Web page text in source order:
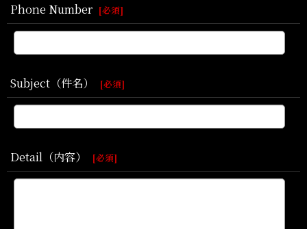
Phone Number [必須]
Subject（件名） [必須]
Detail（内容） [必須]